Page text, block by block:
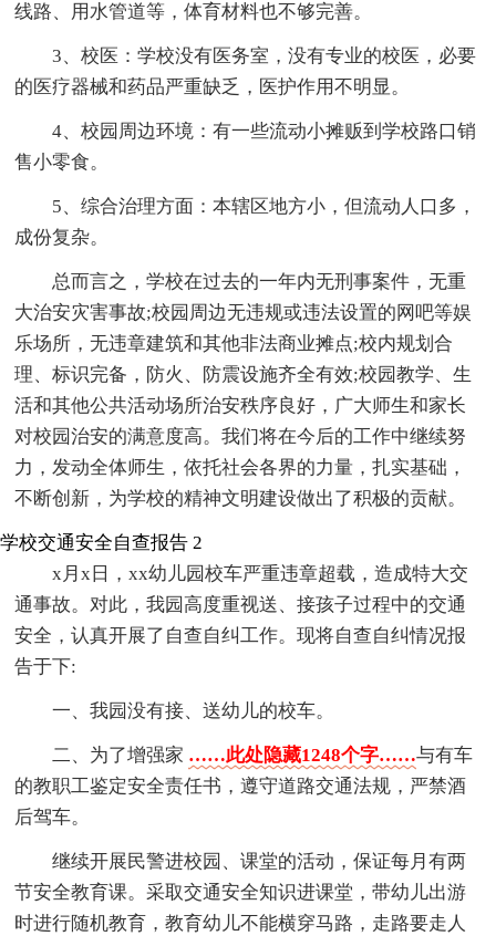
线路、用水管道等，体育材料也不够完善。
3、校医：学校没有医务室，没有专业的校医，必要
的医疗器械和药品严重缺乏，医护作用不明显。
4、校园周边环境：有一些流动小摊贩到学校路口销
售小零食。
5、综合治理方面：本辖区地方小，但流动人口多，
成份复杂。
总而言之，学校在过去的一年内无刑事案件，无重
大治安灾害事故;校园周边无违规或违法设置的网吧等娱
乐场所，无违章建筑和其他非法商业摊点;校内规划合
理、标识完备，防火、防震设施齐全有效;校园教学、生
活和其他公共活动场所治安秩序良好，广大师生和家长
对校园治安的满意度高。我们将在今后的工作中继续努
力，发动全体师生，依托社会各界的力量，扎实基础，
不断创新，为学校的精神文明建设做出了积极的贡献。
学校交通安全自查报告 2
x月x日，xx幼儿园校车严重违章超载，造成特大交
通事故。对此，我园高度重视送、接孩子过程中的交通
安全，认真开展了自查自纠工作。现将自查自纠情况报
告于下:
一、我园没有接、送幼儿的校车。
二、为了增强家 ……此处隐藏1248个字……与有车
的教职工鉴定安全责任书，遵守道路交通法规，严禁酒
后驾车。
继续开展民警进校园、课堂的活动，保证每月有两
节安全教育课。采取交通安全知识进课堂，带幼儿出游
时进行随机教育，教育幼儿不能横穿马路，走路要走人